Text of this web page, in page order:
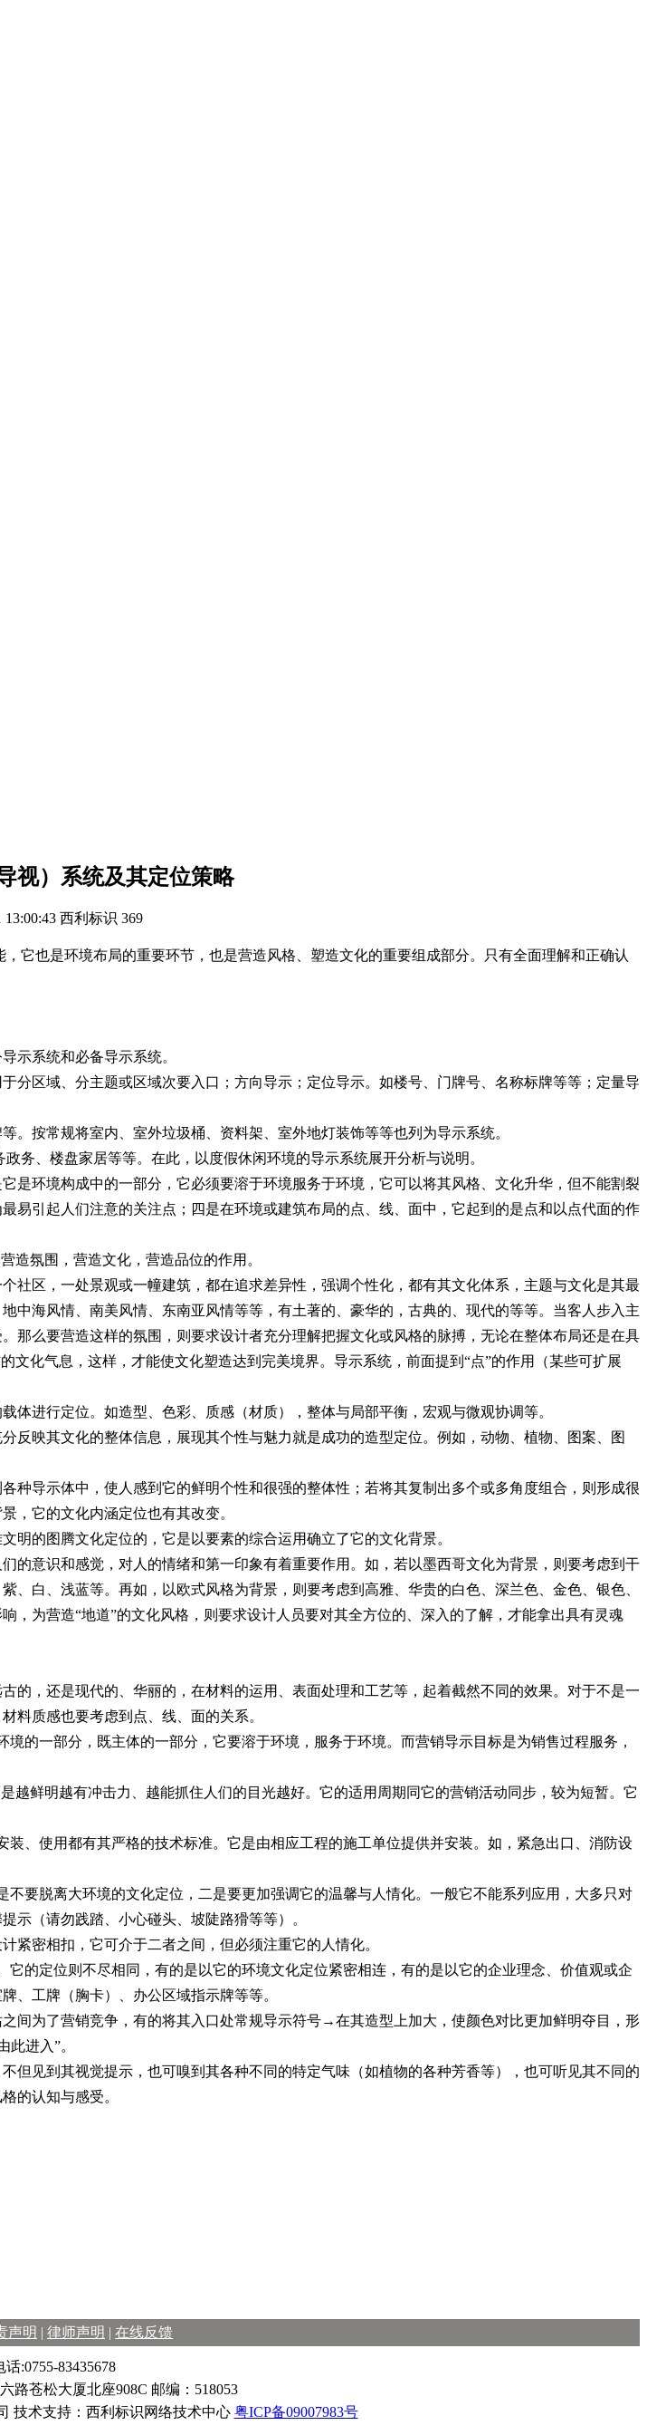
视）系统及其定位策略
13:00:43 西利标识 369
它也是环境布局的重要环节，也是营造风格、塑造文化的重要组成部分。只有全面理解和正确认
示系统和必备导示系统。
分区域、分主题或区域次要入口；方向导示；定位导示。如楼号、门牌号、名称标牌等等；定量导
按常规将室内、室外垃圾桶、资料架、室外地灯装饰等等也列为导示系统。
、楼盘家居等等。在此，以度假休闲环境的导示系统展开分析与说明。
环境构成中的一部分，它必须要溶于环境服务于环境，它可以将其风格、文化升华，但不能割裂
易引起人们注意的关注点；四是在环境或建筑布局的点、线、面中，它起到的是点和以点代面的作
造氛围，营造文化，营造品位的作用。
区，一处景观或一幢建筑，都在追求差异性，强调个性化，都有其文化体系，主题与文化是其最
中海风情、南美风情、东南亚风情等等，有土著的、豪华的，古典的、现代的等等。当客人步入主
那么要营造这样的氛围，则要求设计者充分理解把握文化或风格的脉搏，无论在整体布局还是在具
化气息，这样，才能使文化塑造达到完美境界。导示系统，前面提到“点”的作用（某些可扩展
进行定位。如造型、色彩、质感（材质），整体与局部平衡，宏观与微观协调等。
映其文化的整体信息，展现其个性与魅力就是成功的造型定位。例如，动物、植物、图案、图
导示体中，使人感到它的鲜明个性和很强的整体性；若将其复制出多个或多角度组合，则形成很
，它的文化内涵定位也有其改变。
的图腾文化定位的，它是以要素的综合运用确立了它的文化背景。
意识和感觉，对人的情绪和第一印象有着重要作用。如，若以墨西哥文化为背景，则要考虑到干
白、浅蓝等。再如，以欧式风格为背景，则要考虑到高雅、华贵的白色、深兰色、金色、银色、
为营造“地道”的文化风格，则要求设计人员要对其全方位的、深入的了解，才能拿出具有灵魂
，还是现代的、华丽的，在材料的运用、表面处理和工艺等，起着截然不同的效果。对于不是一
料质感也要考虑到点、线、面的关系。
的一部分，既主体的一部分，它要溶于环境，服务于环境。而营销导示目标是为销售过程服务，
鲜明越有冲击力、越能抓住人们的目光越好。它的适用周期同它的营销活动同步，较为短暂。它
、使用都有其严格的技术标准。它是由相应工程的施工单位提供并安装。如，紧急出口、消防设
要脱离大环境的文化定位，二是要更加强调它的温馨与人情化。一般它不能系列应用，大多只对
示（请勿践踏、小心碰头、坡陡路猾等等）。
密相扣，它可介于二者之间，但必须注重它的人情化。
的定位则不尽相同，有的是以它的环境文化定位紧密相连，有的是以它的企业理念、价值观或企
、工牌（胸卡）、办公区域指示牌等等。
间为了营销竞争，有的将其入口处常规导示符号→在其造型上加大，使颜色对比更加鲜明夺目，形
此进入”。
但见到其视觉提示，也可嗅到其各种不同的特定气味（如植物的各种芳香等），也可听见其不同的
的认知与感受。
声明 | 律师声明 | 在线反馈
话:0755-83435678
路苍松大厦北座908C 邮编：518053
技术支持：西利标识网络技术中心 粤ICP备09007983号